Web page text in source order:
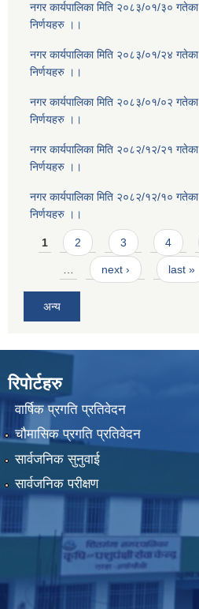
नगर कार्यपालिका मिति २०८३/०१/३० गतेका
निर्णयहरु ।।
नगर कार्यपालिका मिति २०८३/०१/२४ गतेका
निर्णयहरु ।।
नगर कार्यपालिका मिति २०८३/०१/०२ गतेका
निर्णयहरु ।।
नगर कार्यपालिका मिति २०८२/१२/२१ गतेका
निर्णयहरु ।।
नगर कार्यपालिका मिति २०८२/१२/१० गतेका
निर्णयहरु ।।
Pages
1 2 3 4
next › last »
अन्य
रिपोर्टहरु
वार्षिक प्रगति प्रतिवेदन
चौमासिक प्रगति प्रतिवेदन
सार्वजनिक सुनुवाई
सार्वजनिक परीक्षण